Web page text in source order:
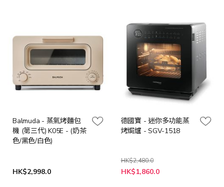
Balmuda - 蒸氣烤麵包
機 (第三代) K05E - (奶茶
色/黑色/白色)
HK$2,998.0
德國寶 - 迷你多功能蒸
烤焗爐 - SGV-1518
HK$2,480.0
特
殊
HK$1,860.0